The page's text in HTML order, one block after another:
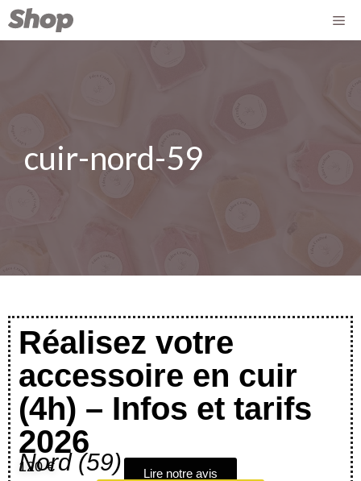
cuir-nord-59
Réalisez votre
accessoire en cuir
(4h) – Infos et tarifs
2026
Nord (59)
120 €
Lire notre avis